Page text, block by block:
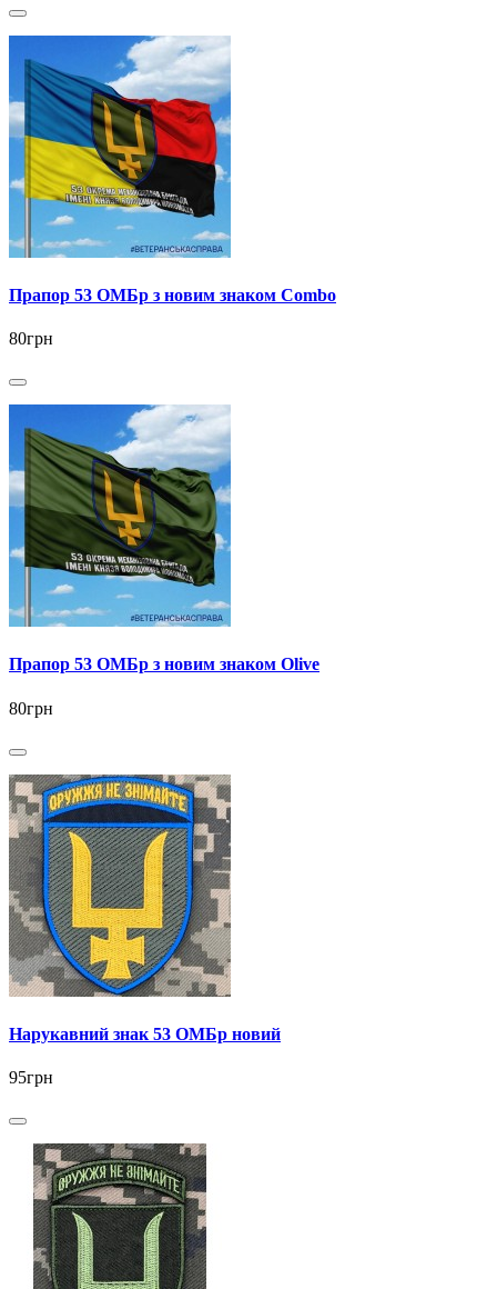
Прапор 53 ОМБр з новим знаком Combo
80грн
Прапор 53 ОМБр з новим знаком Olive
80грн
Нарукавний знак 53 ОМБр новий
95грн